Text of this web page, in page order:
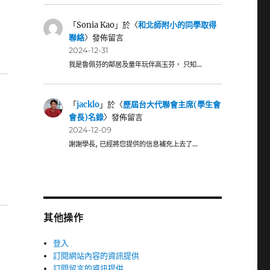
「Sonia Kao」於〈和北師附小的同學取得
聯絡〉發佈留言
2024-12-31
我是魯佩芬的鄰居及童年玩伴高玉芬， 只知…
「jacklo」於〈歷屆台大代聯會主席(學生會
會長)名錄〉發佈留言
2024-12-09
謝謝學長, 已經將您提供的信息補充上去了…
其他操作
登入
訂閱網站內容的資訊提供